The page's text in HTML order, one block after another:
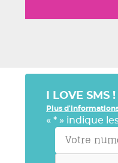
I LOVE SMS !
Plus
« * » indique